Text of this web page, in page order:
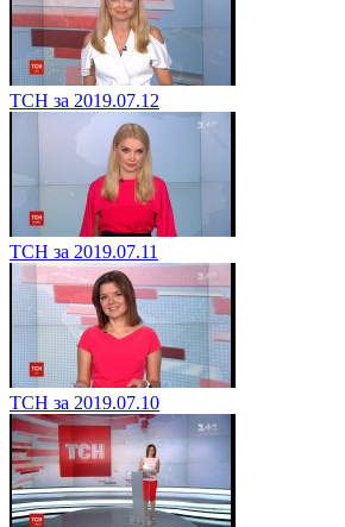
ТСН за 2019.07.12
ТСН за 2019.07.11
ТСН за 2019.07.10